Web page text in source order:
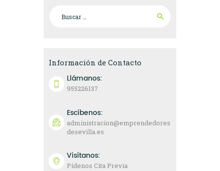
Información de Contacto
Llámanos:
955226137
Escíbenos:
administracion@emprendedores
desevilla.es
Visítanos:
Pídenos Cita Previa